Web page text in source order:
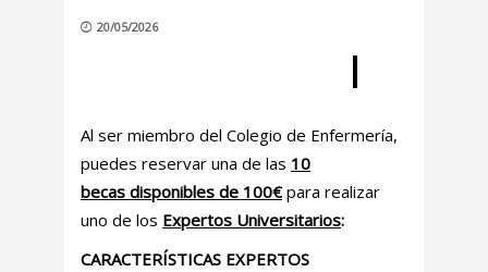
20/05/2026
Al ser miembro del Colegio de Enfermería,
puedes reservar una de las 10
becas disponibles de 100€ para realizar
uno de los Expertos Universitarios:
CARACTERÍSTICAS EXPERTOS